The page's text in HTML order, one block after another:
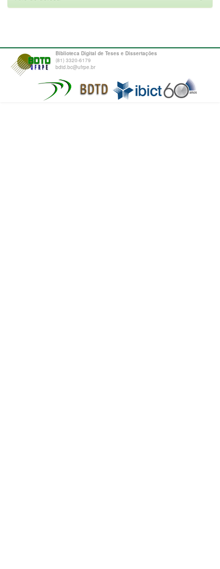
Biblioteca Digital de Teses e Dissertações
(81) 3320-6179
bdtd.bc@ufrpe.br